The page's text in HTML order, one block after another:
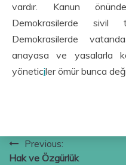
vardır. Kanun
Demokrasilerde sivil
Demokrasilerde
anayasa ve yasalarla
yöneticiler ömür bunca
YazıPrevious:
Hak ve Özgürlük